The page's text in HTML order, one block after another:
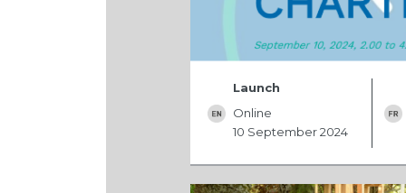
Launch
Online
10 September 2024